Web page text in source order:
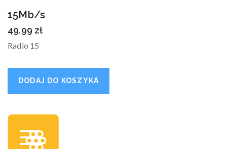
15Mb/s
49.99 zł
Radio 15
DODAJ DO KOSZYKA